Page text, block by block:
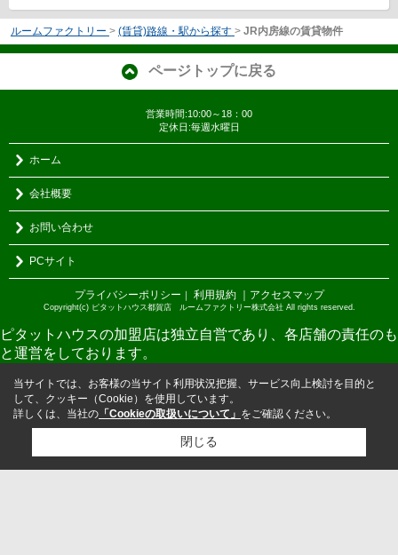
ルームファクトリー > (賃貸)路線・駅から探す > JR内房線の賃貸物件
ページトップに戻る
営業時間:10:00～18：00
定休日:毎週水曜日
ホーム
会社概要
お問い合わせ
PCサイト
プライバシーポリシー ｜ 利用規約 ｜アクセスマップ
Copyright(c) ピタットハウス都賀店 ルームファクトリー株式会社 All rights reserved.
ピタットハウスの加盟店は独立自営であり、各店舗の責任のも
と運営をしております。
当サイトでは、お客様の当サイト利用状況把握、サービス向上検討を目的と
して、クッキー（Cookie）を使用しています。
詳しくは、当社の 「Cookieの取扱いについて」 をご確認ください。
閉じる